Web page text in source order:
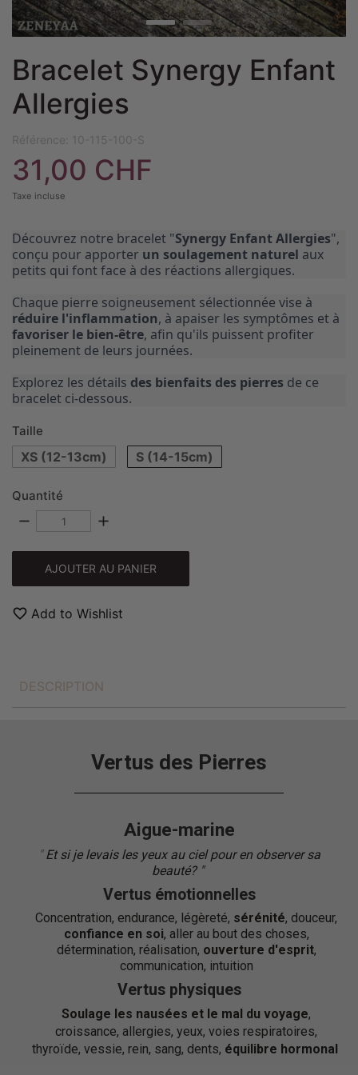
Bracelet Synergy Enfant
Allergies
Référence: 10-115-100-S
31,00 CHF
Taxe incluse
Découvrez notre bracelet "Synergy Enfant Allergies",
conçu pour apporter un soulagement naturel aux
petits qui font face à des réactions allergiques.
Chaque pierre soigneusement sélectionnée vise à
réduire l'inflammation, à apaiser les symptômes et à
favoriser le bien-être, afin qu'ils puissent profiter
pleinement de leurs journées.
Explorez les détails des bienfaits des pierres de ce
bracelet ci-dessous.
Taille
XS (12-13cm) S (14-15cm)
Quantité
remove add
AJOUTER AU PANIER
favorite_border Add to Wishlist
DESCRIPTION
Vertus des Pierres
Aigue-marine
"Et si je levais les yeux au ciel pour en observer sa
beauté? ""
Vertus émotionnelles
Concentration, endurance, légèreté, sérénité, douceur,
confiance en soi, aller au bout des choses,
détermination, réalisation, ouverture d'esprit,
communication, intuition
Vertus physiques
Soulage les nausées et le mal du voyage,
croissance, allergies, yeux, voies respiratoires,
thyroïde, vessie, rein, sang, dents, équilibre hormonal